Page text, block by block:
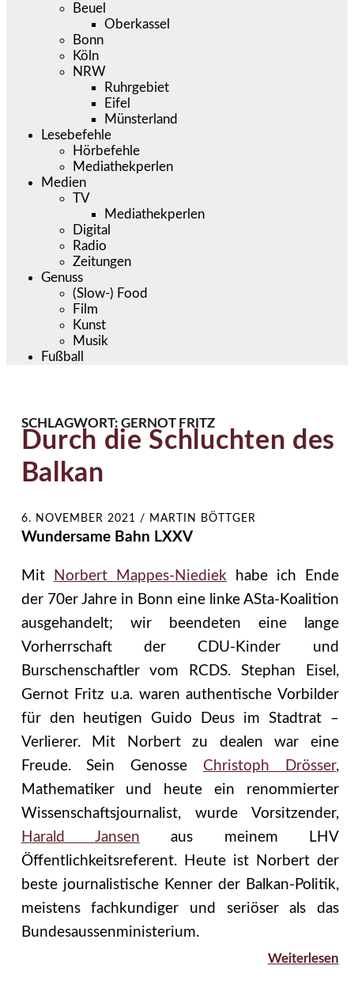
Beuel
Oberkassel
Bonn
Köln
NRW
Ruhrgebiet
Eifel
Münsterland
Lesebefehle
Hörbefehle
Mediathekperlen
Medien
TV
Mediathekperlen
Digital
Radio
Zeitungen
Genuss
(Slow-) Food
Film
Kunst
Musik
Fußball
SCHLAGWORT: GERNOT FRITZ
Durch die Schluchten des
Balkan
6. NOVEMBER 2021 / MARTIN BÖTTGER
Wundersame Bahn LXXV
Mit Norbert Mappes-Niediek habe ich Ende
der 70er Jahre in Bonn eine linke ASta-Koalition
ausgehandelt; wir beendeten eine lange
Vorherrschaft der CDU-Kinder und
Burschenschaftler vom RCDS. Stephan Eisel,
Gernot Fritz u.a. waren authentische Vorbilder
für den heutigen Guido Deus im Stadtrat –
Verlierer. Mit Norbert zu dealen war eine
Freude. Sein Genosse Christoph Drösser,
Mathematiker und heute ein renommierter
Wissenschaftsjournalist, wurde Vorsitzender,
Harald Jansen aus meinem LHV
Öffentlichkeitsreferent. Heute ist Norbert der
beste journalistische Kenner der Balkan-Politik,
meistens fachkundiger und seriöser als das
Bundesaussenministerium.
Weiterlesen